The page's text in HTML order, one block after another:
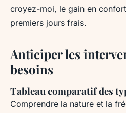
croyez-moi, le gain en
premiers jours frais.
Anticiper les
besoins
Tableau comparatif des
Comprendre la nature et la